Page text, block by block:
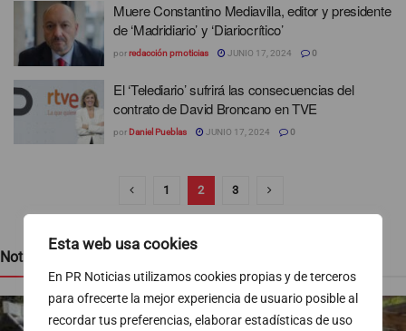
Esta web usa cookies
En PR Noticias utilizamos cookies propias y de terceros
para ofrecerte la mejor experiencia de usuario posible al
recordar tus preferencias, elaborar estadísticas de uso
Muere Constantino Mediavilla, editor y presidente
de ‘Madridiario’ y ‘Diariocrítico’
porredacción prnoticias JUNIO 17, 2024 0
El ‘Telediario’ sufrirá las consecuencias del
contrato de David Broncano en TVE
por Daniel Pueblas JUNIO 17, 2024 0
1 2 3
Noticias recientes